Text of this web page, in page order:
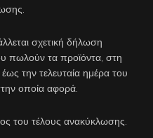
σχετική δήλωση
πωλούν τα προϊόντα, στη
την τελευταία ημέρα του
οποία αφορά.
του τέλους ανακύκλωσης.